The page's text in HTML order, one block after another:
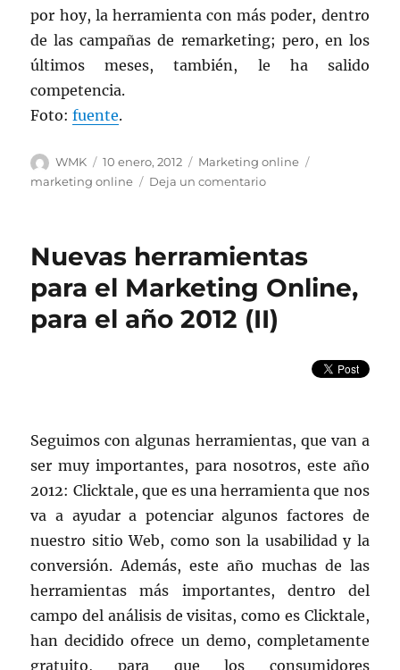
por hoy, la herramienta con más poder, dentro
de las campañas de remarketing; pero, en los
últimos meses, también, le ha salido
competencia.
Foto:fuente.
Autor
WMK
Publicado
el
10 enero, 2012 Categorías
Marketing online
marketing online
Deja un comentarioen
el
Marketing
Online,
para
el
Nuevas herramientas
para el Marketing Online,
para el año 2012 (II)
Seguimos con algunas herramientas, que van a
ser muy importantes, para nosotros, este año
2012: Clicktale, que es una herramienta que nos
va a ayudar a potenciar algunos factores de
nuestro sitio Web, como son la usabilidad y la
conversión. Además, este año muchas de las
herramientas más importantes, dentro del
campo del análisis de visitas, como es Clicktale,
han decidido ofrece un demo, completamente
gratuito, para que los consumidores